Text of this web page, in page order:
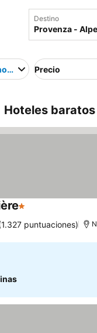
Destino
a mayorPrecio
Hoteles
1 Estrellas
puntuaciones)